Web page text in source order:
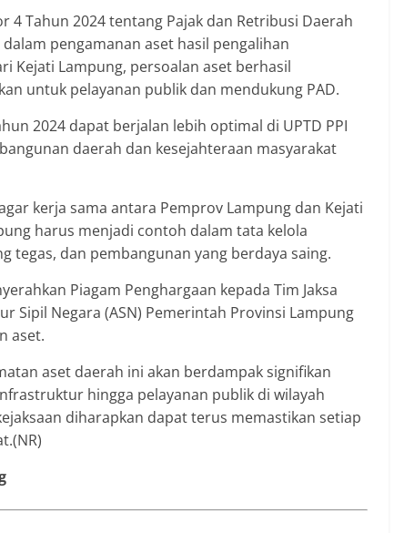
Tahun 2024 tentang Pajak dan Retribusi Daerah
pengamanan aset hasil pengalihan
Kejati Lampung, persoalan aset berhasil
untuk pelayanan publik dan mendukung PAD.
2024 dapat berjalan lebih optimal di UPTD PPI
daerah dan kesejahteraan masyarakat
kerja sama antara Pemprov Lampung dan Kejati
harus menjadi contoh dalam tata kelola
tegas, dan pembangunan yang berdaya saing.
Piagam Penghargaan kepada Tim Jaksa
Sipil Negara (ASN) Pemerintah Provinsi Lampung
aset.
aset daerah ini akan berdampak signifikan
hingga pelayanan publik di wilayah
diharapkan dapat terus memastikan setiap